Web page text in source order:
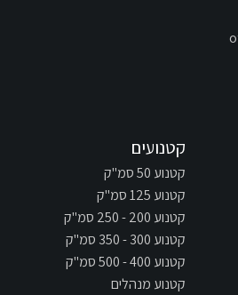
קטנועים
קטנוע 50 סמ"ק
קטנוע 125 סמ"ק
קטנוע 200 - 250 סמ"ק
קטנוע 300 - 350 סמ"ק
קטנוע 400 - 500 סמ"ק
קטנוע מנהלים